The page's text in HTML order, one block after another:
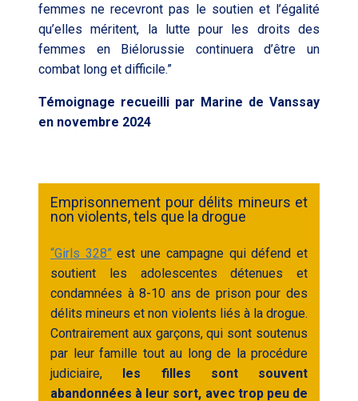
femmes ne recevront pas le soutien et l’égalité
qu’elles méritent, la lutte pour les droits des
femmes en Biélorussie continuera d’être un
combat long et difficile.”
Témoignage recueilli par Marine de Vanssay
en novembre 2024
Emprisonnement pour délits mineurs et
non violents, tels que la drogue
“Girls 328”est une campagne qui défend et
soutient les adolescentes détenues et
condamnées à 8-10 ans de prison pour des
délits mineurs et non violents liés à la drogue.
Contrairement aux garçons, qui sont soutenus
par leur famille tout au long de la procédure
judiciaire,
les filles sont souvent
abandonnées à leur sort, avec trop peu de